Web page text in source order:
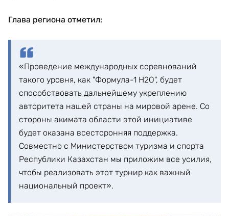
Глава региона отметил:
«Проведение международных соревнований
такого уровня, как "Формула-1 H2O", будет
способствовать дальнейшему укреплению
авторитета нашей страны на мировой арене. Со
стороны акимата области этой инициативе
будет оказана всесторонняя поддержка.
Совместно с Министерством туризма и спорта
Республики Казахстан мы приложим все усилия,
чтобы реализовать этот турнир как важный
национальный проект».